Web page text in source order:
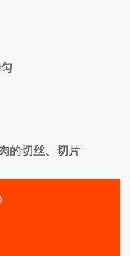
的切丝、切片